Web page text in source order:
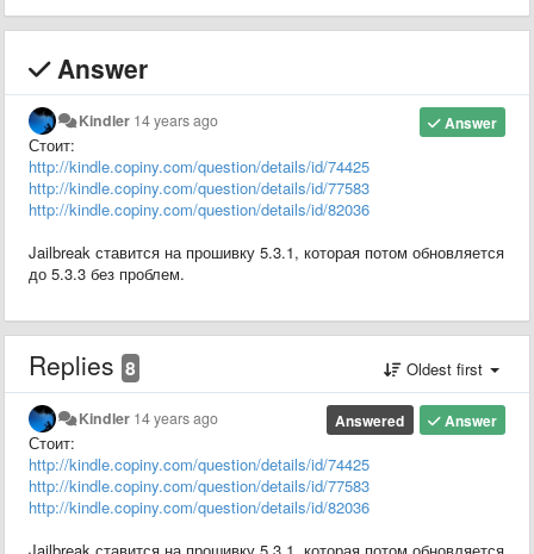
Answer
Answer
Kindler 14 years ago
Стоит:
http://kindle.copiny.com/question/details/id/74425
http://kindle.copiny.com/question/details/id/77583
http://kindle.copiny.com/question/details/id/82036
Jailbreak ставится на прошивку 5.3.1, которая потом обновляется
до 5.3.3 без проблем.
Replies 8 Oldest first
Answer
Answered
Kindler 14 years ago
Стоит:
http://kindle.copiny.com/question/details/id/74425
http://kindle.copiny.com/question/details/id/77583
http://kindle.copiny.com/question/details/id/82036
Jailbreak ставится на прошивку 5.3.1, которая потом обновляется